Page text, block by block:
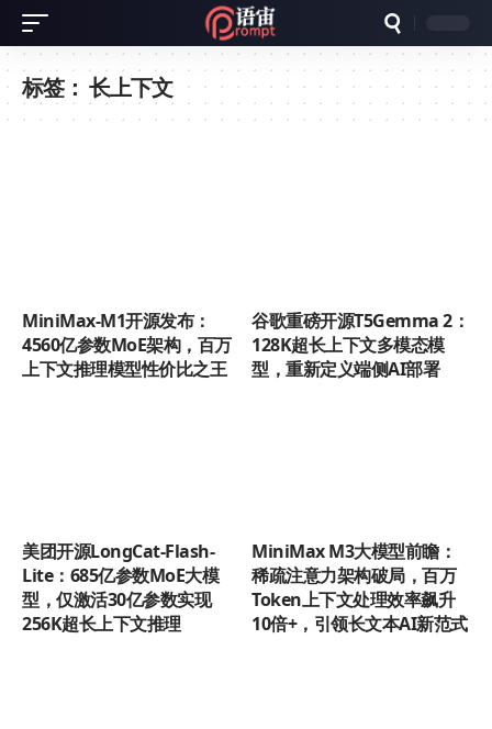
标签： 长上下文
MiniMax-M1开源发布：
4560亿参数MoE架构，百万
上下文推理模型性价比之王
谷歌重磅开源T5Gemma 2：
128K超长上下文多模态模
型，重新定义端侧AI部署
美团开源LongCat-Flash-
Lite：685亿参数MoE大模
型，仅激活30亿参数实现
256K超长上下文推理
MiniMax M3大模型前瞻：
稀疏注意力架构破局，百万
Token上下文处理效率飙升
10倍+，引领长文本AI新范式